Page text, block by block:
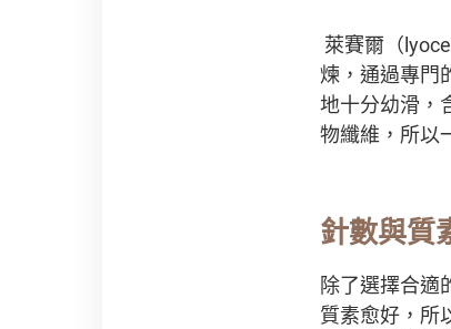
萊賽爾（
煉，通過專門
地十分幼滑，
物纖維，所以
針數與質
除了選擇合適
質素愈好，所